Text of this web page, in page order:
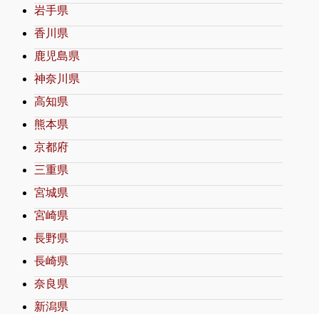
岩手県
香川県
鹿児島県
神奈川県
高知県
熊本県
京都府
三重県
宮城県
宮崎県
長野県
長崎県
奈良県
新潟県